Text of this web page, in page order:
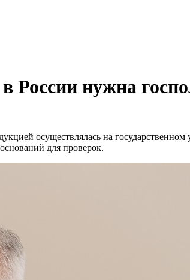
России нужна
осуществлялась на государственном
для проверок.